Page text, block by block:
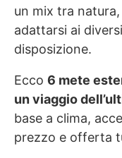
un mix tra
adattarsi ai
disposizione.
Ecco 6 mete
un viaggio
base a clima,
prezzo e offerta